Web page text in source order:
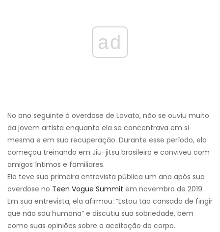
ad
No ano seguinte à overdose de Lovato, não se ouviu muito
da jovem artista enquanto ela se concentrava em si
mesma e em sua recuperação. Durante esse período, ela
começou treinando em Jiu-jitsu brasileiro e conviveu com
amigos íntimos e familiares.
Ela teve sua primeira entrevista pública um ano após sua
overdose no Teen Vogue Summit em novembro de 2019.
Em sua entrevista, ela afirmou: “Estou tão cansada de fingir
que não sou humana” e discutiu sua sobriedade, bem
como suas opiniões sobre a aceitação do corpo.